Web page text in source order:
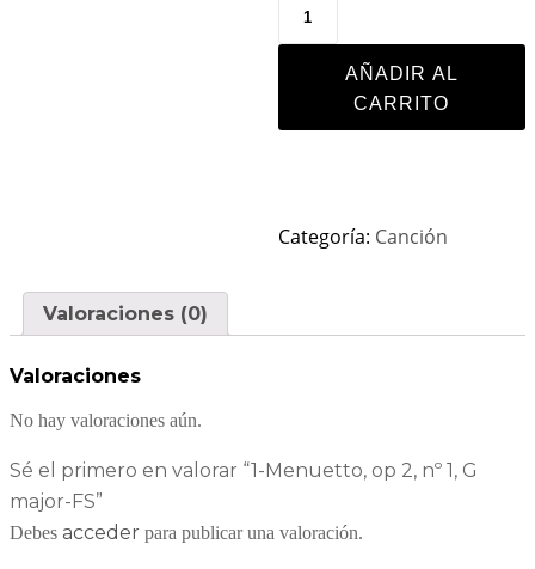
AÑADIR AL
CARRITO
Categoría: Canción
Valoraciones (0)
Valoraciones
No hay valoraciones aún.
Sé el primero en valorar “1-Menuetto, op 2, nº 1, G
major-FS”
Debes acceder para publicar una valoración.